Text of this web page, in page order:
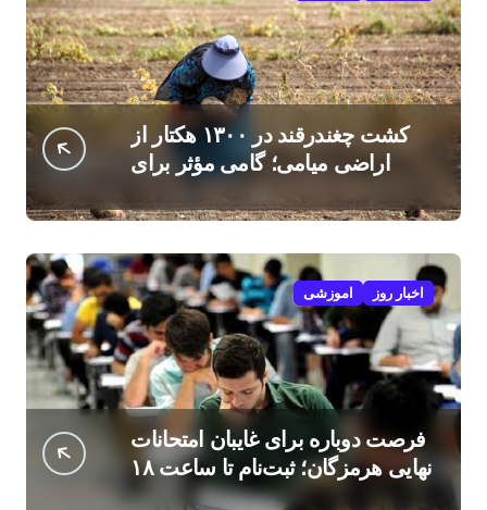
کشت چغندرقند در ۱۳۰۰ هکتار از
اراضی میامی؛ گامی مؤثر برای
افزایش درآمد کشاورزان
اخبار روز اموزشی
فرصت دوباره برای غایبان امتحانات
نهایی هرمزگان؛ ثبت‌نام تا ساعت ۱۸
امروز